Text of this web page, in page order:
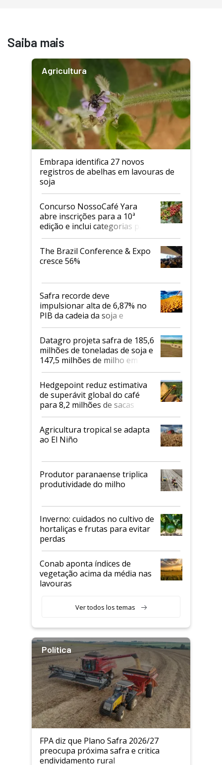
Saiba mais
Agricultura
Embrapa identifica 27 novos
registros de abelhas em lavouras de
soja
Concurso NossoCafé Yara
abre inscrições para a 10ª
edição e inclui categorias para
cafés Canephora
The Brazil Conference & Expo
cresce 56%
Safra recorde deve
impulsionar alta de 6,87% no
PIB da cadeia da soja e
biodiesel em 2026
Datagro projeta safra de 185,6
milhões de toneladas de soja e
147,5 milhões de milho em
2026/27
Hedgepoint reduz estimativa
de superávit global do café
para 8,2 milhões de sacas
Agricultura tropical se adapta
ao El Niño
Produtor paranaense triplica
produtividade do milho
Inverno: cuidados no cultivo de
hortaliças e frutas para evitar
perdas
Conab aponta índices de
vegetação acima da média nas
lavouras
Ver todos los temas
Política
FPA diz que Plano Safra 2026/27
preocupa próxima safra e critica
endividamento rural